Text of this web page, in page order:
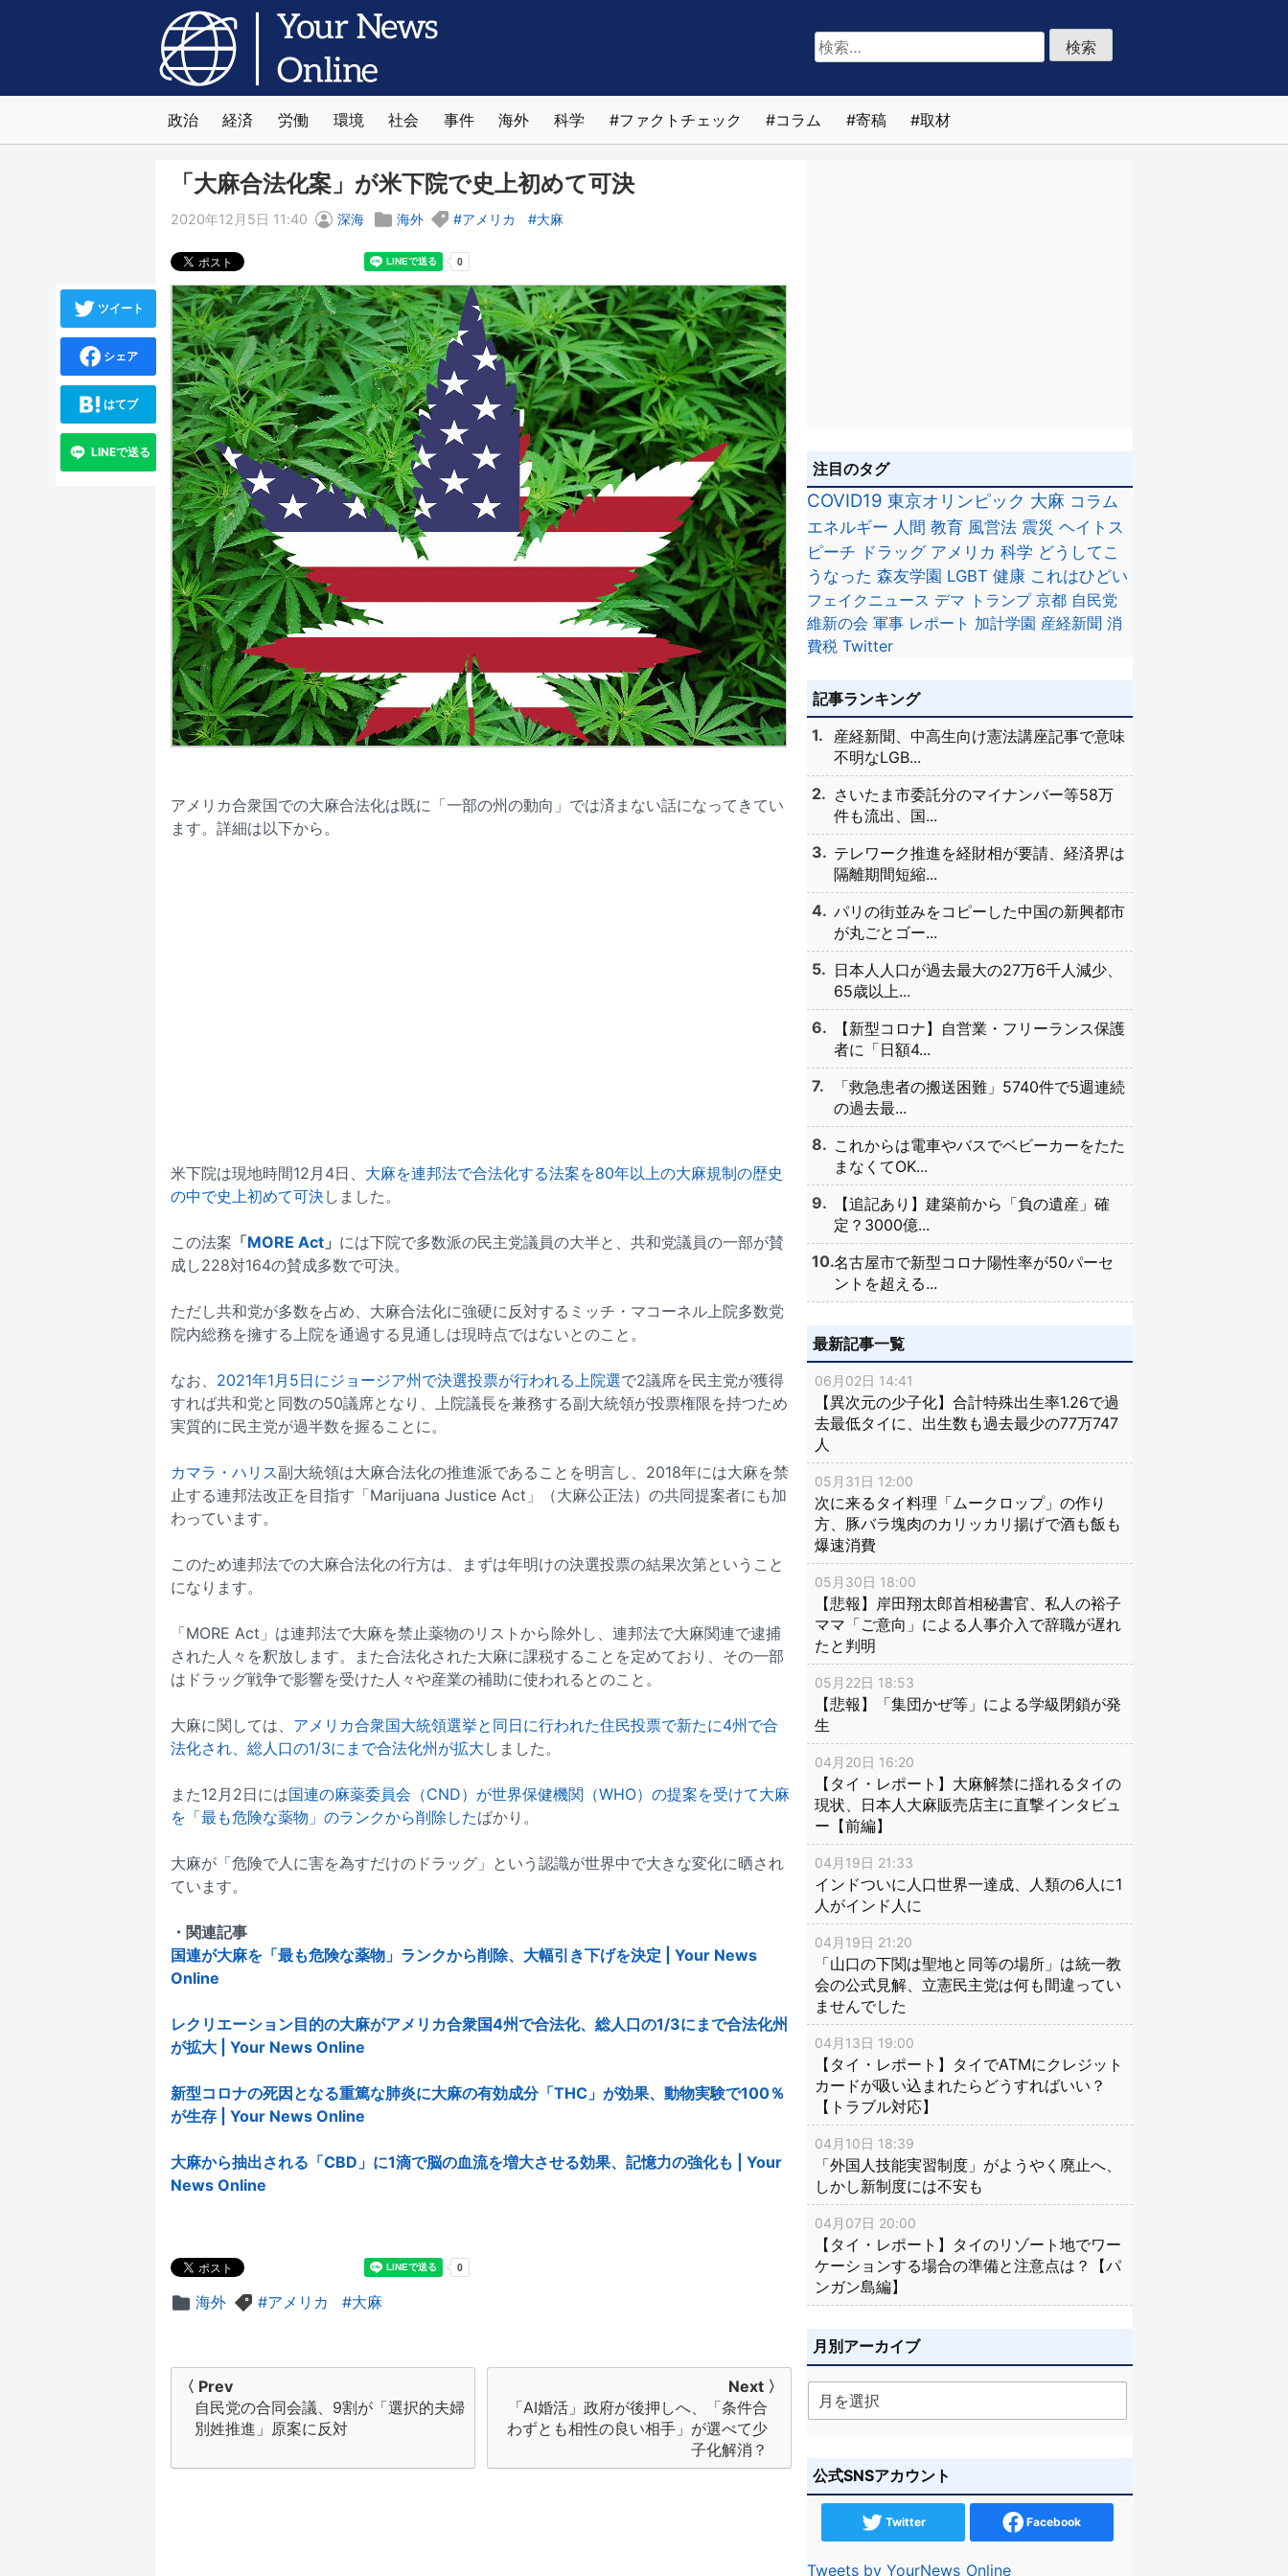
検
索:
政治 経済 労働 環境 社会 事件 海外 科学 ファクトチェック コラム 寄稿 取材
「大麻合法化案」が米下院で史上初めて可決
2020年12月5日 11:40 深海 海外 アメリカ 大麻
アメリカ合衆国での大麻合法化は既に「一部の州の動向」では済まない話になってきてい
ます。詳細は以下から。
米下院は現地時間12月4日、 大麻を連邦法で合法化する法案を80年以上の大麻規制の歴史
の中で史上初めて可決しました。
この法案 「MORE Act 」 には下院で多数派の民主党議員の大半と、共和党議員の一部が賛
成し228対164の賛成多数で可決。
ただし共和党が多数を占め、大麻合法化に強硬に反対するミッチ・マコーネル上院多数党
院内総務を擁する上院を通過する見通しは現時点ではないとのこと。
なお、 2021年1月5日にジョージア州で決選投票が行われる上院選で2議席を民主党が獲得
すれば共和党と同数の50議席となり、上院議長を兼務する副大統領が投票権限を持つため
実質的に民主党が過半数を握ることに。
カマラ・ハリス副大統領は大麻合法化の推進派であることを明言し、2018年には大麻を禁
止する連邦法改正を目指す「Marijuana Justice Act」（大麻公正法）の共同提案者にも加
わっています。
このため連邦法での大麻合法化の行方は、まずは年明けの決選投票の結果次第ということ
になります。
「MORE Act」は連邦法で大麻を禁止薬物のリストから除外し、連邦法で大麻関連で逮捕
された人々を釈放します。また合法化された大麻に課税することを定めており、その一部
はドラッグ戦争で影響を受けた人々や産業の補助に使われるとのこと。
大麻に関しては、 アメリカ合衆国大統領選挙と同日に行われた住民投票で新たに4州で合
法化され、総人口の1/3にまで合法化州が拡大 しました。
また12月2日には国連の麻薬委員会（CND）が世界保健機関（WHO）の提案を受けて大麻
を「最も危険な薬物」のランクから削除したばかり。
大麻が「危険で人に害を為すだけのドラッグ」という認識が世界中で大きな変化に晒され
ています。
・関連記事
国連が大麻を「最も危険な薬物」ランクから削除、大幅引き下げを決定 | Your News
Online
レクリエーション目的の大麻がアメリカ合衆国4州で合法化、総人口の1/3にまで合法化州
が拡大 | Your News Online
新型コロナの死因となる重篤な肺炎に大麻の有効成分「THC」が効果、動物実験で100％
が生存 | Your News Online
大麻から抽出される「CBD」に1滴で脳の血流を増大させる効果、記憶力の強化も | Your
News Online
ツイート
シェア
はてブ
LINEで送る
海外 アメリカ 大麻
〈 Prev
自民党の合同会議、9割が「選択的夫婦
別姓推進」原案に反対
Next 〉
「AI婚活」政府が後押しへ、「条件合
わずとも相性の良い相手」が選べて少
子化解消？
注目のタグ
COVID19 東京オリンピック 大麻 コラム
エネルギー 人間 教育 風営法 震災 ヘイトス
ピーチ ドラッグ アメリカ 科学 どうしてこ
うなった 森友学園 LGBT 健康 これはひどい
フェイクニュース デマ トランプ 京都 自民党
維新の会 軍事 レポート 加計学園 産経新聞 消
費税 Twitter
記事ランキング
産経新聞、中高生向け憲法講座記事で意味
不明なLGB...
さいたま市委託分のマイナンバー等58万
件も流出、国...
テレワーク推進を経財相が要請、経済界は
隔離期間短縮...
パリの街並みをコピーした中国の新興都市
が丸ごとゴー...
日本人人口が過去最大の27万6千人減少、
65歳以上...
【新型コロナ】自営業・フリーランス保護
者に「日額4...
「救急患者の搬送困難」5740件で5週連続
の過去最...
これからは電車やバスでベビーカーをたた
まなくてOK...
【追記あり】建築前から「負の遺産」確
定？3000億...
名古屋市で新型コロナ陽性率が50パーセ
ントを超える...
最新記事一覧
06月02日 14:41
【異次元の少子化】合計特殊出生率1.26で過
去最低タイに、出生数も過去最少の77万747
人
05月31日 12:00
次に来るタイ料理「ムークロップ」の作り
方、豚バラ塊肉のカリッカリ揚げで酒も飯も
爆速消費
05月30日 18:00
【悲報】岸田翔太郎首相秘書官、私人の裕子
ママ「ご意向」による人事介入で辞職が遅れ
たと判明
05月22日 18:53
【悲報】「集団かぜ等」による学級閉鎖が発
生
04月20日 16:20
【タイ・レポート】大麻解禁に揺れるタイの
現状、日本人大麻販売店主に直撃インタビュ
ー【前編】
04月19日 21:33
インドついに人口世界一達成、人類の6人に1
人がインド人に
04月19日 21:20
「山口の下関は聖地と同等の場所」は統一教
会の公式見解、立憲民主党は何も間違ってい
ませんでした
04月13日 19:00
【タイ・レポート】タイでATMにクレジット
カードが吸い込まれたらどうすればいい？
【トラブル対応】
04月10日 18:39
「外国人技能実習制度」がようやく廃止へ、
しかし新制度には不安も
04月07日 20:00
【タイ・レポート】タイのリゾート地でワー
ケーションする場合の準備と注意点は？【パ
ンガン島編】
月別アーカイブ
公式SNSアカウント
Twitter Facebook
Tweets by YourNews_Online